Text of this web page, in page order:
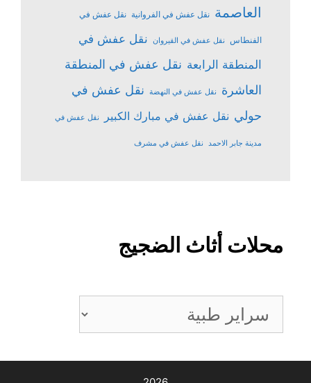
العاصمة نقل عفش في الفروانية نقل عفش في
الفنطاس نقل عفش في القيروان
نقل عفش في
المنطقة الرابعة نقل عفش في المنطقة
العاشرة
نقل عفش في النهضة
نقل عفش في
حولي نقل عفش في مبارك الكبير نقل عفش في
مدينة جابر الاحمد نقل عفش في مشرف
محلات أثاث الضجيج
محلات
أثاث
الضجيج